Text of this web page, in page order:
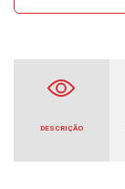
DESCRIÇÃO